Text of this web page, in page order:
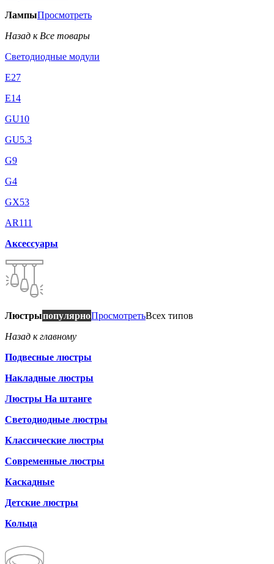
ЛампыПросмотреть
Назад к Все товары
Светодиодные модули
E27
E14
GU10
GU5.3
G9
G4
GX53
AR111
Аксессуары
ЛюстрыпопулярноПросмотретьВсех типов
Назад к главному
Подвесные люстры
Накладные люстры
Люстры На штанге
Светодиодные люстры
Классические люстры
Современные люстры
Каскадные
Детские люстры
Кольца